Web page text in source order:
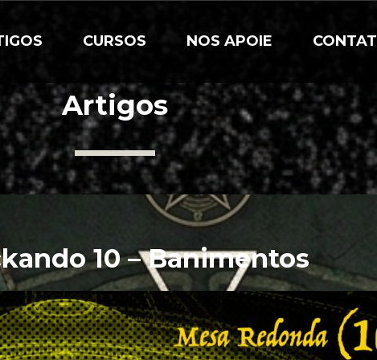
CURSOS NOS APOIE
Artigos
10 – Banimentos